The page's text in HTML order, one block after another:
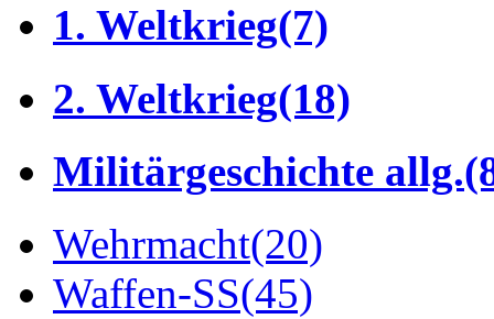
1. Weltkrieg(7)
2. Weltkrieg(18)
Militärgeschichte allg.
Wehrmacht(20)
Waffen-SS(45)